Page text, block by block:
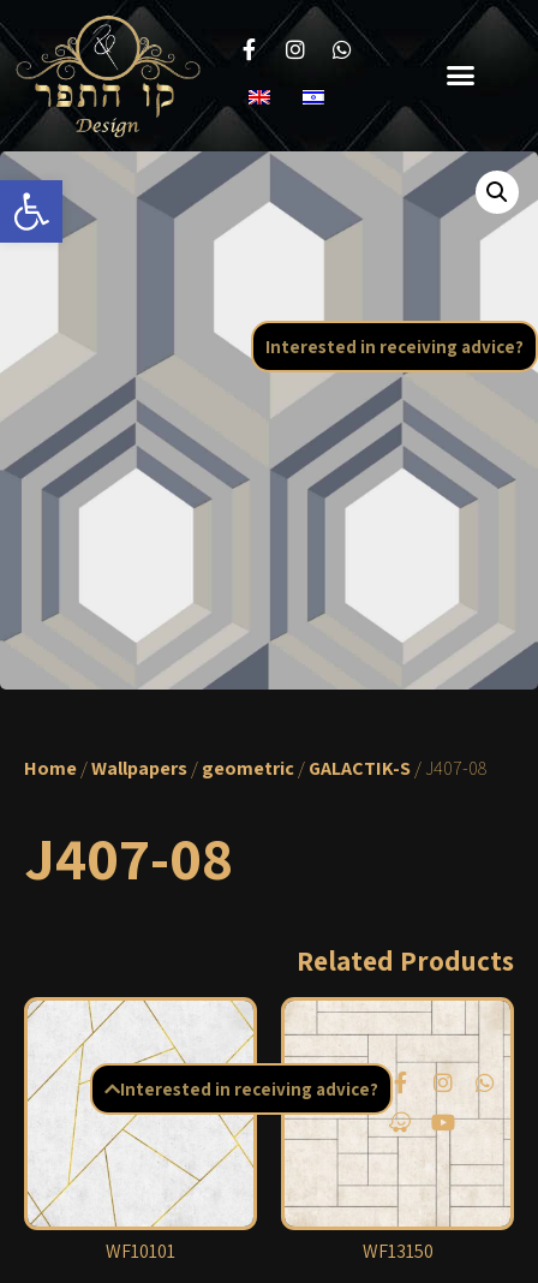
Open toolbar
Home/Wallpapers/geometric/GALACTIK-S/ J407-08
J407-08
Related Products
WF10101 WF13150
Interested in receiving advice?
Interested in receiving advice?